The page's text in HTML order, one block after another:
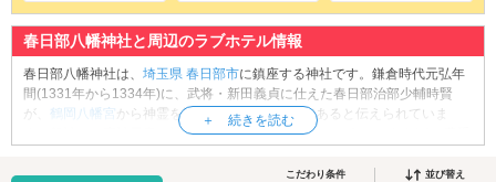
春日部八幡神社と周辺のラブホテル情報
春日部八幡神社は、 埼玉県 春日部市に鎮座する神社です。鎌倉時代元弘年
間(1331年から1334年)に、武将・新田義貞に仕えた春日部治部少輔時賢
が、 鶴岡八幡宮 から神霊を勧請したことが起源であると伝えられていま
す。祭神は、応神天皇、神功皇后、武内宿禰命(たけのうちのすくね)、豊受
利益があると言われています。また、境内にそびえる大きな銀杏の木に
こだわり条件 並び替え